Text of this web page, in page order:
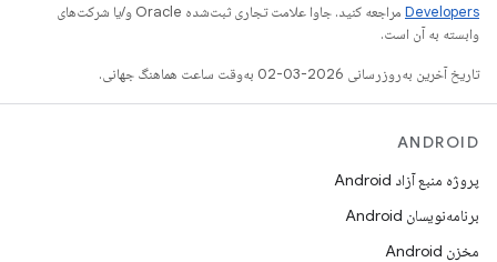
Developers‏
مراجعه کنید. جاوا علامت تجاری ثبت‌شده Oracle و/یا شرکت‌های
وابسته به آن است.
تاریخ آخرین به‌روزرسانی 2026-03-02 به‌وقت ساعت هماهنگ جهانی.
ANDROID
پروژه منبع آزاد Android
برنامه‌نویسان Android
مخزن Android